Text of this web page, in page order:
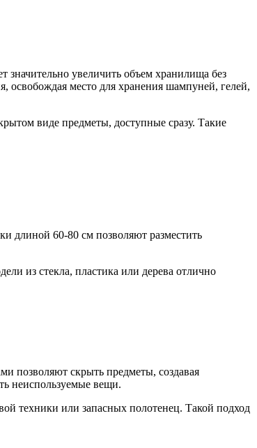
значительно увеличить объем хранилища без
место для хранения шампуней, гелей,
виде предметы, доступные сразу. Такие
длиной 60-80 см позволяют разместить
из стекла, пластика или дерева отлично
позволяют скрыть предметы, создавая
неиспользуемые вещи.
техники или запасных полотенец. Такой подход